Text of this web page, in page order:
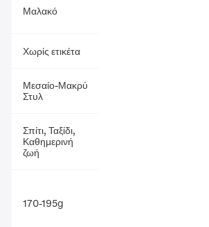
Μαλακό
Χωρίς ετικέτα
Μεσαίο-Μακρύ
Στυλ
Σπίτι, Ταξίδι,
Καθημερινή
ζωή
170-195g